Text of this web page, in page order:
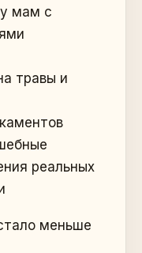
мам с
травы и
реальных
меньше